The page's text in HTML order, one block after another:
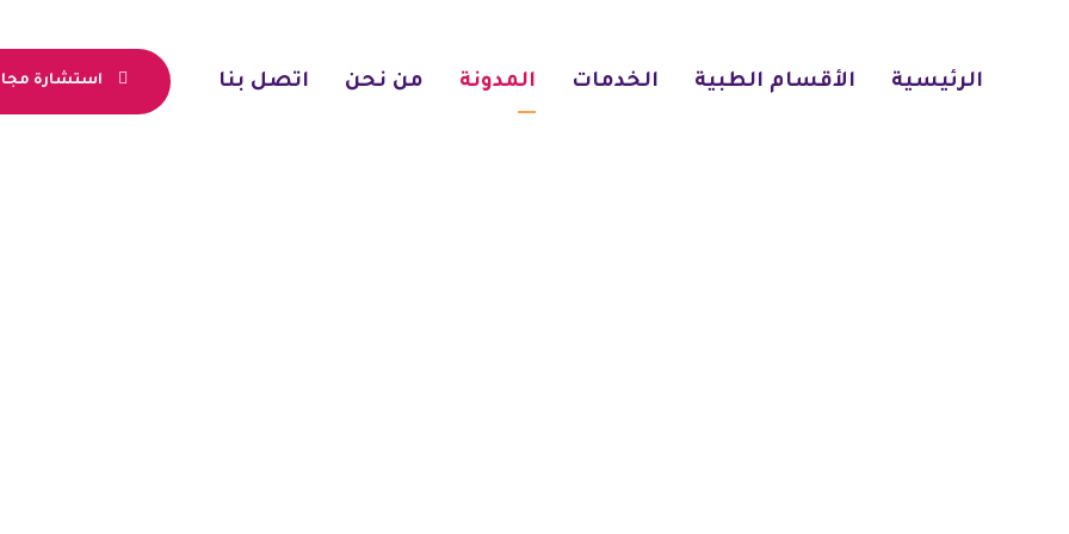
الرئيسية الأقسام الطبية الخدمات المدونة من نحن اتصل بنا استشارة